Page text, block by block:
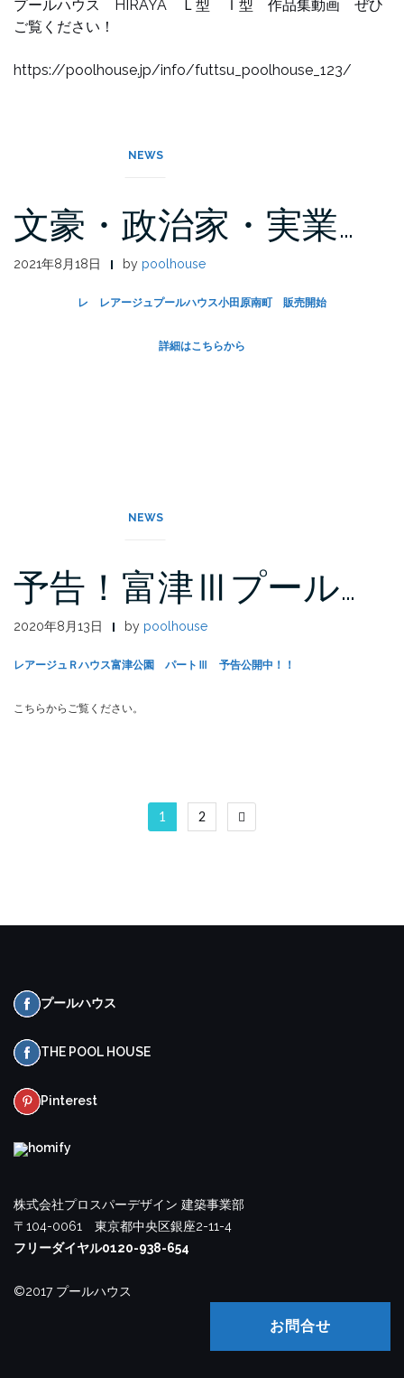
プールハウス HIRAYA Ｌ型 Ｉ型 作品集動画 ぜひ
ご覧ください！
https://poolhouse.jp/info/futtsu_poolhouse_123/
NEWS
文豪・政治家・実業…
2021年8月18日 by poolhouse
レ レアージュプールハウス小田原南町 販売開始
詳細はこちらから
NEWS
予告！富津Ⅲプール…
2020年8月13日 by poolhouse
レアージュＲハウス富津公園 パートⅢ 予告公開中！！
こちらからご覧ください。
投
ペ
1 2
プールハウス
THE POOL HOUSE
Pinterest
homify
株式会社プロスパーデザイン 建築事業部
〒104-0061 東京都中央区銀座2-11-4
フリーダイヤル0120-938-654
©2017 プールハウス
お問合せ